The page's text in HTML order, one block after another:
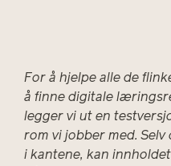
For å hjelpe alle de
å finne digitale
legger vi ut en
rom vi jobber med.
i kantene, kan